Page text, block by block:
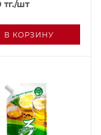
тг./шт
В КОРЗИНУ